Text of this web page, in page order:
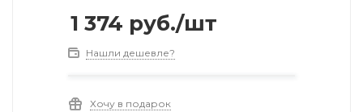
1 374 руб./шт
Нашли дешевле?
Хочу в подарок